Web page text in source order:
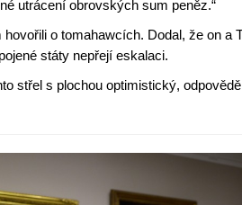
utrácení obrovských sum peněz.“
o tomahawcích. Dodal, že on a
státy nepřejí eskalaci.
střel s plochou optimistický,